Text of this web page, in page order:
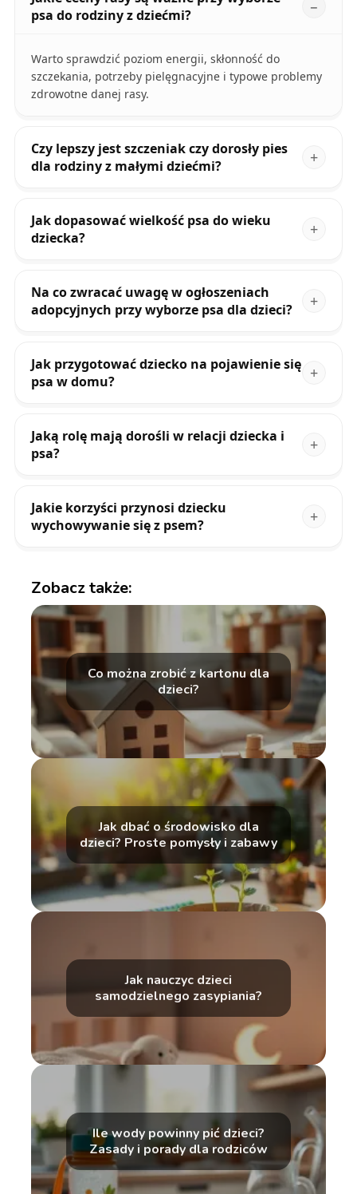
psa do rodziny z dziećmi?
Warto sprawdzić poziom energii, skłonność do
szczekania, potrzeby pielęgnacyjne i typowe problemy
zdrowotne danej rasy.
Czy lepszy jest szczeniak czy dorosły pies
dla rodziny z małymi dziećmi?
Jak dopasować wielkość psa do wieku
dziecka?
Na co zwracać uwagę w ogłoszeniach
adopcyjnych przy wyborze psa dla dzieci?
Jak przygotować dziecko na pojawienie się
psa w domu?
Jaką rolę mają dorośli w relacji dziecka i
psa?
Jakie korzyści przynosi dziecku
wychowywanie się z psem?
Zobacz także:
Co można zrobić z kartonu dla
dzieci?
Jak dbać o środowisko dla
dzieci? Proste pomysły i zabawy
Jak nauczyc dzieci
samodzielnego zasypiania?
Ile wody powinny pić dzieci?
Zasady i porady dla rodziców